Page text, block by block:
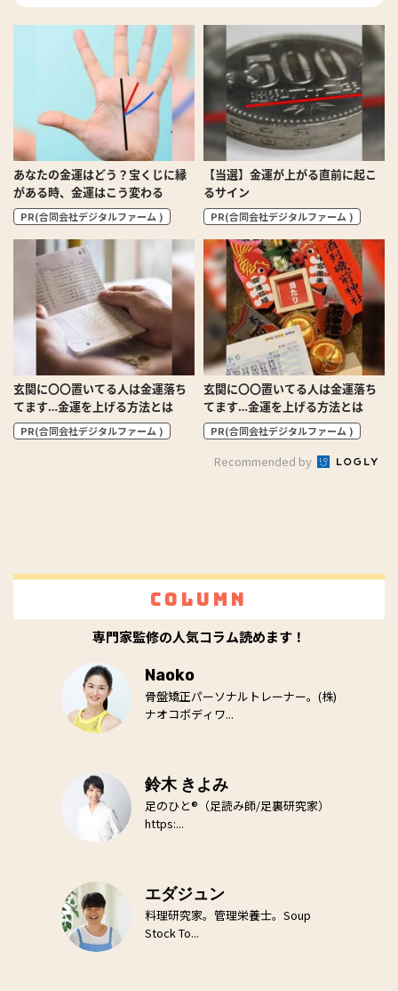
あなたの金運はどう？宝くじに縁
がある時、金運はこう変わる
PR(合同会社デジタルファーム )
【当選】金運が上がる直前に起こ
るサイン
PR(合同会社デジタルファーム )
玄関に〇〇置いてる人は金運落ち
てます…金運を上げる方法とは
PR(合同会社デジタルファーム )
玄関に〇〇置いてる人は金運落ち
てます…金運を上げる方法とは
PR(合同会社デジタルファーム )
Recommended by
Column
専門家監修の人気コラム読めます！
Naoko
骨盤矯正パーソナルトレーナー。(株)
ナオコボディワ...
鈴木 きよみ
足のひと®（足読み師/足裏研究家）
https:...
エダジュン
料理研究家。管理栄養士。Soup
Stock To...